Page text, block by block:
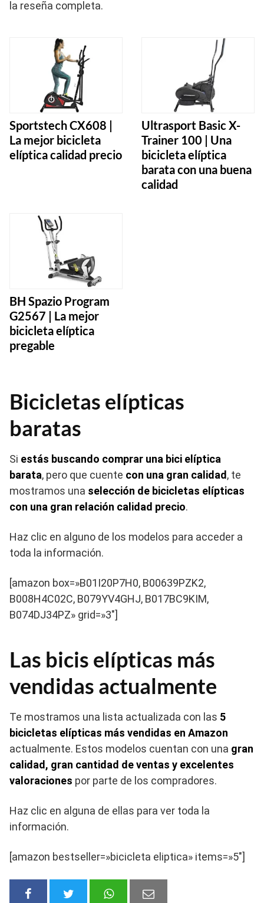
la reseña completa.
Sportstech CX608 |
La mejor bicicleta
elíptica calidad precio
Ultrasport Basic X-
Trainer 100 | Una
bicicleta elíptica
barata con una buena
calidad
BH Spazio Program
G2567 | La mejor
bicicleta elíptica
pregable
Bicicletas elípticas
baratas
Si estás buscando comprar una bici elíptica
barata, pero que cuente con una gran calidad, te
mostramos una selección de bicicletas elípticas
con una gran relación calidad precio.
Haz clic en alguno de los modelos para acceder a
toda la información.
[amazon box=»B01I20P7H0, B00639PZK2,
B008H4C02C, B079YV4GHJ, B017BC9KIM,
B074DJ34PZ» grid=»3″]
Las bicis elípticas más
vendidas actualmente
Te mostramos una lista actualizada con las 5
bicicletas elípticas más vendidas en Amazon
actualmente. Estos modelos cuentan con una gran
calidad, gran cantidad de ventas y excelentes
valoraciones por parte de los compradores.
Haz clic en alguna de ellas para ver toda la
información.
[amazon bestseller=»bicicleta eliptica» items=»5″]